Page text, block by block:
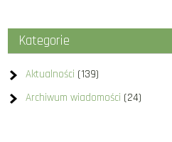
Kategorie
Aktualności (139)
Archiwum wiadomości (24)